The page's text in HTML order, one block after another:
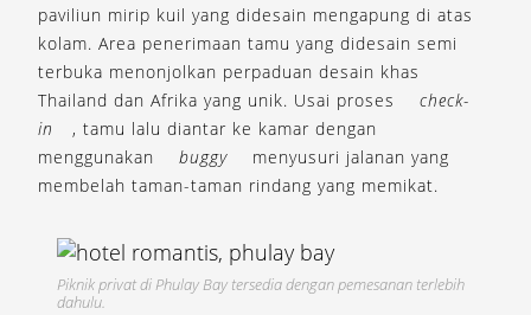
paviliun mirip kuil yang didesain mengapung di atas
kolam. Area penerimaan tamu yang didesain semi
terbuka menonjolkan perpaduan desain khas
Thailand dan Afrika yang unik. Usai proses
check-
in
, tamu lalu diantar ke kamar dengan
menggunakan
buggy
menyusuri jalanan yang
membelah taman-taman rindang yang memikat.
Piknik privat di Phulay Bay tersedia dengan pemesanan terlebih
dahulu.